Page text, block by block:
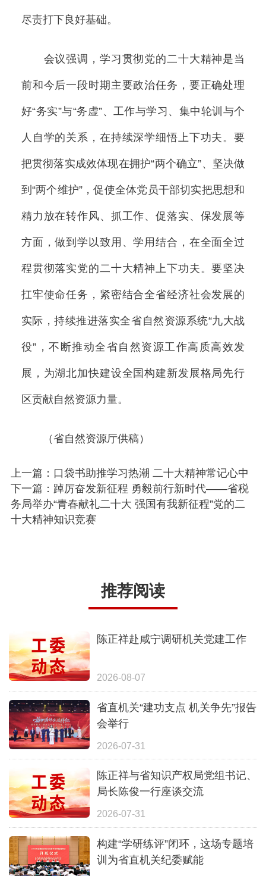
尽责打下良好基础。
会议强调，学习贯彻党的二十大精神是当
前和今后一段时期主要政治任务，要正确处理
好“务实”与“务虚”、工作与学习、集中轮训与个
人自学的关系，在持续深学细悟上下功夫。要
把贯彻落实成效体现在拥护“两个确立”、坚决做
到“两个维护”，促使全体党员干部切实把思想和
精力放在转作风、抓工作、促落实、保发展等
方面，做到学以致用、学用结合，在全面全过
程贯彻落实党的二十大精神上下功夫。要坚决
扛牢使命任务，紧密结合全省经济社会发展的
实际，持续推进落实全省自然资源系统“九大战
役”，不断推动全省自然资源工作高质高效发
展，为湖北加快建设全国构建新发展格局先行
区贡献自然资源力量。
（省自然资源厅供稿）
上一篇：口袋书助推学习热潮 二十大精神常记心中
下一篇：踔厉奋发新征程 勇毅前行新时代——省税
务局举办“青春献礼二十大 强国有我新征程”党的二
十大精神知识竞赛
推荐阅读
陈正祥赴咸宁调研机关党建工作
2026-08-07
省直机关“建功支点 机关争先”报告
会举行
2026-07-31
陈正祥与省知识产权局党组书记、
局长陈俊一行座谈交流
2026-07-31
构建“学研练评”闭环，这场专题培
训为省直机关纪委赋能